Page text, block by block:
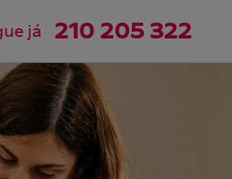
210 205 322
já